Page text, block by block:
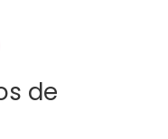
de